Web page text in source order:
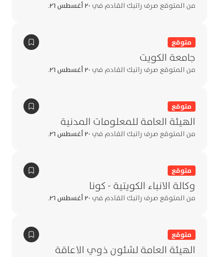
من المتوقع صرف راتبك القادم في ٢٠ أغسطس ٢٦ .
متوقع
جامعة الكويت
من المتوقع صرف راتبك القادم في ٢٠ أغسطس ٢٦ .
متوقع
الهيئة العامة للمعلومات المدنية
من المتوقع صرف راتبك القادم في ٢٠ أغسطس ٢٦ .
متوقع
وكالة الانباء الكويتية - كونا
من المتوقع صرف راتبك القادم في ٢٠ أغسطس ٢٦ .
متوقع
الهيئة العامة لشئون ذوي الاعاقة